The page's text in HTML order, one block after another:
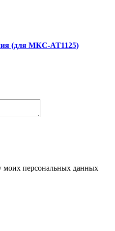
(для МКС-АТ1125)
моих персональных данных